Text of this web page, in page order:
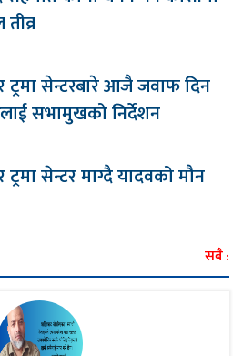
सेन्टरबारे आजै जवाफ दिन
सभामुखको निर्देशन
सेन्टर माग्दै यादवको मौन
सबै :